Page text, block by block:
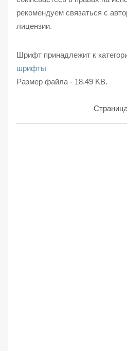
рекомендуем связаться с
лицензии.
Шрифт принадлежит к
шрифты
Размер файла - 18.49 KB.